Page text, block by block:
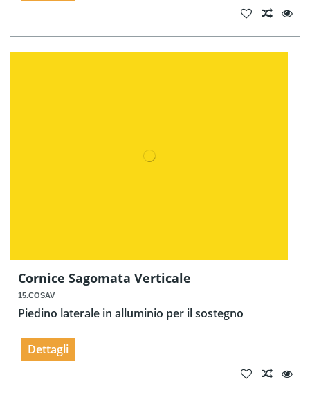
Cornice Sagomata Verticale
15.COSAV
Piedino laterale in alluminio per il sostegno
Dettagli